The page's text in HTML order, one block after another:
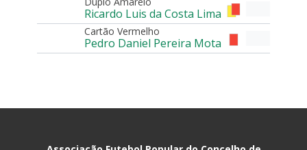
Ricardo Luis da Costa Lima
Cartão Vermelho
Pedro Daniel Pereira Mota